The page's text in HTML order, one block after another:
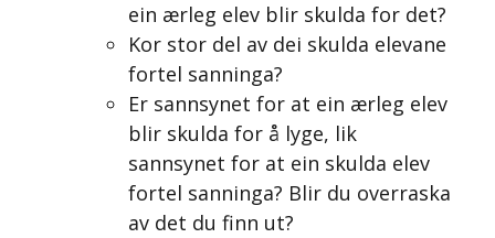
ein ærleg elev blir skulda for det?
Kor stor del av dei skulda elevane
fortel sanninga?
Er sannsynet for at ein ærleg elev
blir skulda for å lyge, lik
sannsynet for at ein skulda elev
fortel sanninga? Blir du overraska
av det du finn ut?